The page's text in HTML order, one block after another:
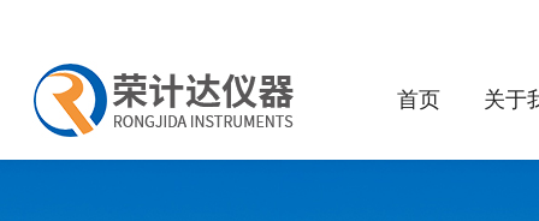
首页 关于